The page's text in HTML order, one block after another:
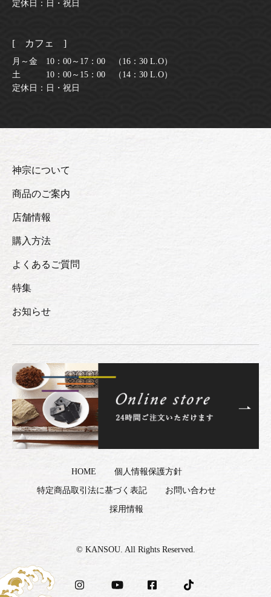
定休日：日・祝日
[ カフェ ]
月～金 10：00～17：00 （16：30 L.O）
土 10：00～15：00 （14：30 L.O）
定休日：日・祝日
神宗について
商品のご案内
店舗情報
購入方法
よくあるご質問
特集
お知らせ
HOME 個人情報保護方針
特定商品取引法に基づく表記 お問い合わせ
採用情報
© KANSOU. All Rights Reserved.